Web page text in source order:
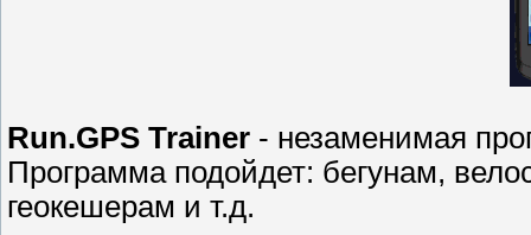
Run.GPS Trainer - незаменимая
Программа подойдет: бегунам,
геокешерам и т.д.